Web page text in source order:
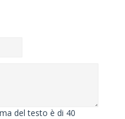
del testo è di 40